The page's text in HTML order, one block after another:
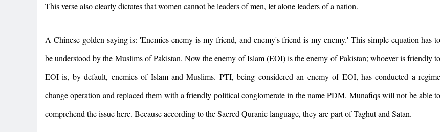
This verse also clearly dictates that women cannot be leaders of men, let alone leaders of a nation.
A Chinese golden saying is: 'Enemies enemy is my friend, and enemy's friend is my enemy.' This simple equation has to
be understood by the Muslims of Pakistan. Now the enemy of Islam (EOI) is the enemy ofPakistan; whoever is friendly to
EOI is, by default, enemies of Islam and Muslims. PTI, being considered an enemy of EOI, has conducted a regime
change operation and replaced them with a friendly political conglomerate in the name PDM. Munafiqs will not be able to
comprehend the issue here. Because according to the Sacred Quranic language, they are part of Taghut and Satan.